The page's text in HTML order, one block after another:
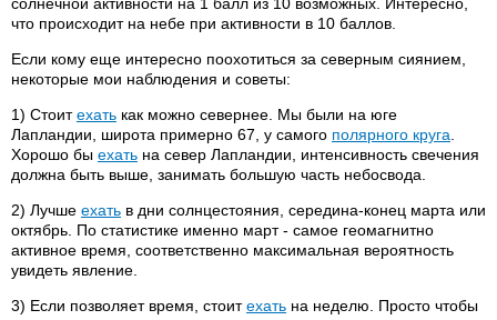
что происходит на небе при активности в 10 баллов.
Если кому еще интересно поохотиться за северным сиянием,
некоторые мои наблюдения и советы:
1) Стоитехать как можно севернее. Мы были на юге
Лапландии, широта примерно 67, у самого полярного круга
Хорошо бы ехать на север Лапландии, интенсивность свечения
должна быть выше, занимать большую часть небосвода.
2) Лучше ехать в дни солнцестояния, середина-конец марта или
октябрь. По статистике именно март - самое геомагнитно
активное время, соответственно максимальная вероятность
увидеть явление.
3) Если позволяет время, стоитехать на неделю. Просто чтобы